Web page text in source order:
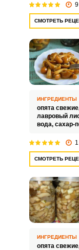
СМОТРЕТЬ
ИНГРЕДИЕНТЫ
опята
лавровый
вода, сахар-
СМОТРЕТЬ
ИНГРЕДИЕНТЫ
опята